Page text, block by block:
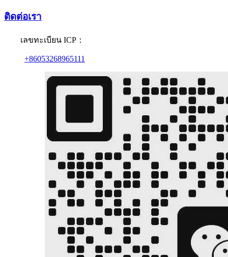
ติดต่อเรา
เลขทะเบียน ICP：
+86053268965111